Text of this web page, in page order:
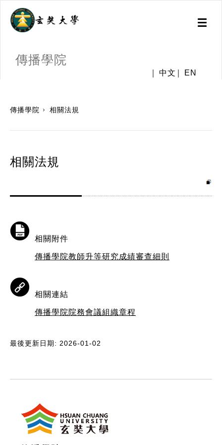
Toggle
傳播學院
中文 EN
傳播學院 相關法規
相關法規
相關附件
傳播學院教師升等研究成績審查細則
相關連結
傳播學院院務會議組織章程
最後更新日期: 2026-01-02